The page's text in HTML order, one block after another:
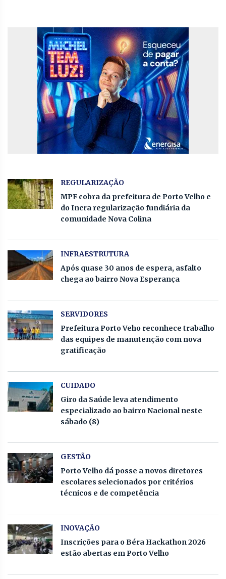
REGULARIZAÇÃO
MPF cobra da prefeitura de Porto Velho e
do Incra regularização fundiária da
comunidade Nova Colina
INFRAESTRUTURA
Após quase 30 anos de espera, asfalto
chega ao bairro Nova Esperança
SERVIDORES
Prefeitura Porto Veho reconhece trabalho
das equipes de manutenção com nova
gratificação
CUIDADO
Giro da Saúde leva atendimento
especializado ao bairro Nacional neste
sábado (8)
GESTÃO
Porto Velho dá posse a novos diretores
escolares selecionados por critérios
técnicos e de competência
INOVAÇÃO
Inscrições para o Béra Hackathon 2026
estão abertas em Porto Velho